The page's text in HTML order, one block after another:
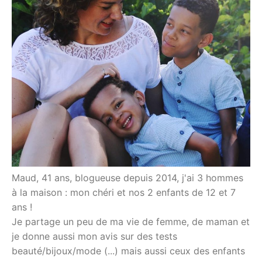
Maud, 41 ans, blogueuse depuis 2014, j'ai 3 hommes
à la maison : mon chéri et nos 2 enfants de 12 et 7
ans !
Je partage un peu de ma vie de femme, de maman et
je donne aussi mon avis sur des tests
beauté/bijoux/mode (...) mais aussi ceux des enfants